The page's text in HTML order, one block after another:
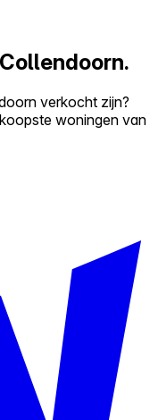
verkocht zijn?
woningen van